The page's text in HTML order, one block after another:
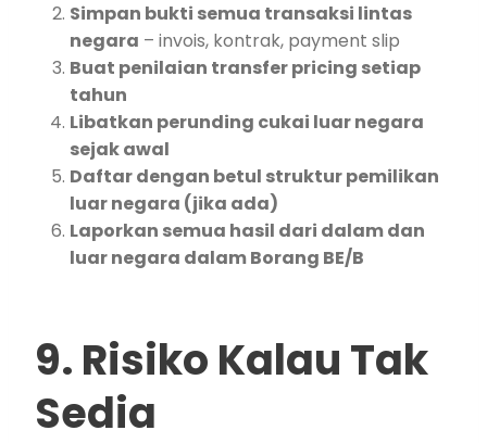
Simpan bukti semua transaksi lintas
negara – invois, kontrak, payment slip
Buat penilaian transfer pricing setiap
tahun
Libatkan perunding cukai luar negara
sejak awal
Daftar dengan betul struktur pemilikan
luar negara (jika ada)
Laporkan semua hasil dari dalam dan
luar negara dalam Borang BE/B
9. Risiko Kalau Tak
Sedia